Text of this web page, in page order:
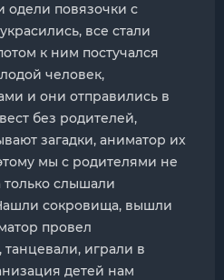
одели повязочки с
все стали
к ним постучался
человек,
и они отправились в
без родителей,
загадки, аниматор их
мы с родителями не
слышали
сокровища, вышли
провел
играли в
детей нам